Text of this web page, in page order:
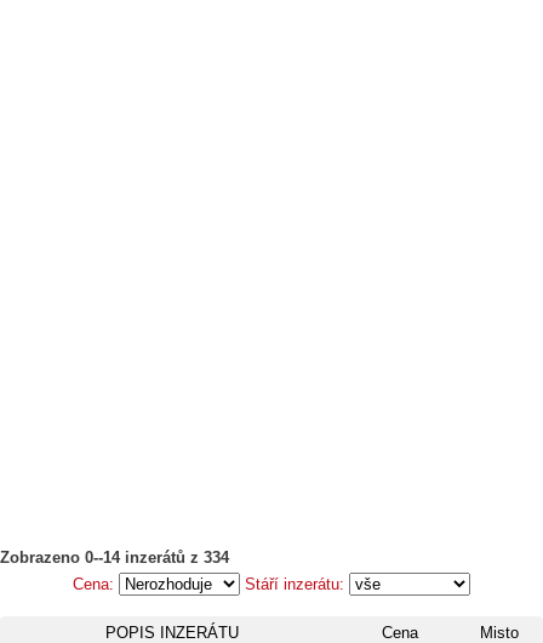
Zobrazeno 0--14 inzerátů z 334
Cena:
Stáří inzerátu:
POPIS INZERÁTU Cena Misto